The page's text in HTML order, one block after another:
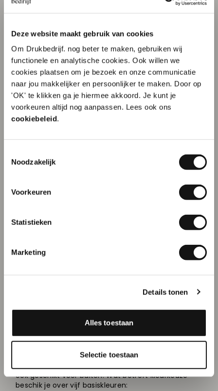
Deze website maakt gebruik van cookies
Om Drukbedrijf. nog beter te maken, gebruiken wij
functionele en analytische cookies. Ook willen we
cookies plaatsen om je bezoek en onze communicatie
naar jou makkelijker en persoonlijker te maken. Door op
'OK' te klikken ga je hiermee akkoord. Je kunt je
voorkeuren altijd nog aanpassen. Lees ook ons
cookiebeleid.
Noodzakelijk
Voorkeuren
Statistieken
Marketing
Details tonen
Alles toestaan
Selectie toestaan
Vanaf € 19,95
Perfect voor events
Wit of zwart forex
Voor binnen en buiten
Neon plexiglas
Combineer tot 5 Neon
Vanaf € 0,45 per stuk
Elke vorm mogelijk
Eenvoudig te plakken
Neon toepassen op jouw
Afhankelijk van het materiaal en de
weersomstandigheden zijn bepaalde toepassingen
ook geschikt voor buiten. Wat betreft kleurkeuze
beschik je over vijf basiskleuren:
10% korting op je
eerste order?
Naam
E-mailadres